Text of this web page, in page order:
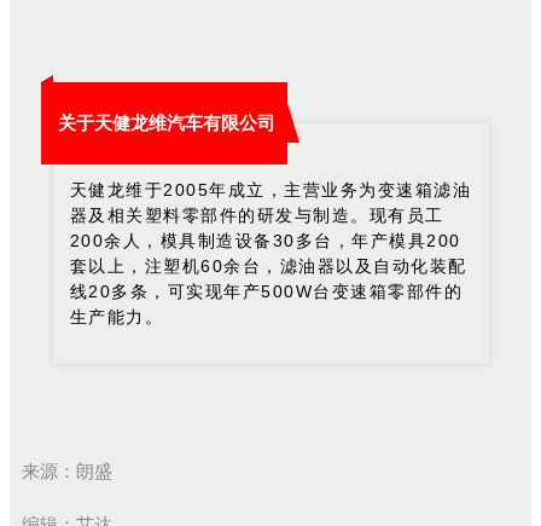
关于天健龙维汽车有限公司
天健龙维于2005年成立，主营业务为变速箱滤油
器及相关塑料零部件的研发与制造。现有员工
200余人，模具制造设备 30 多台，年产模具200
套以上，注塑机60余台，滤油器以及自动化装配
线20多条，可实现年产500W台变速箱零部件的
生产能力。
来源：朗盛